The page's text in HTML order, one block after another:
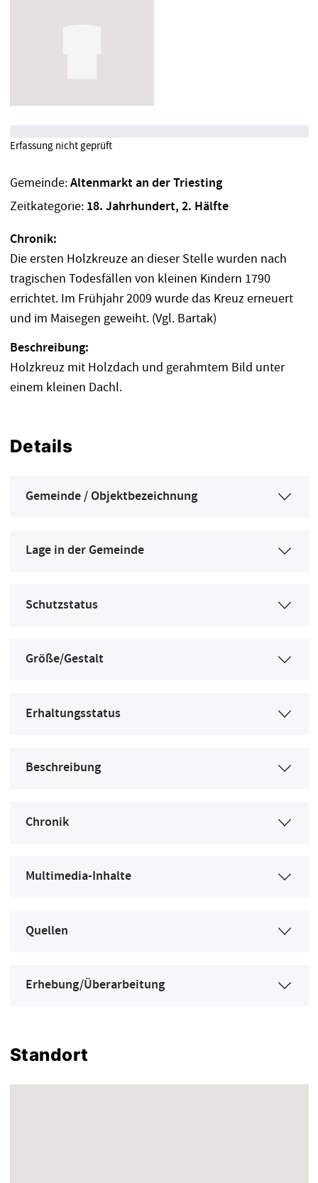
Gemeinde:Altenmarkt an der Triesting
Zeitkategorie: 18. Jahrhundert, 2. Hälfte
Chronik:
Die ersten Holzkreuze an dieser Stelle wurden nach
tragischen Todesfällen von kleinen Kindern 1790
errichtet. Im Frühjahr 2009 wurde das Kreuz erneuert
und im Maisegen geweiht. (Vgl. Bartak)
Beschreibung:
Holzkreuz mit Holzdach und gerahmtem Bild unter
einem kleinen Dachl.
Details
Gemeinde / Objektbezeichnung
Lage in der Gemeinde
Schutzstatus
Größe/Gestalt
Erhaltungsstatus
Beschreibung
Chronik
Multimedia-Inhalte
Quellen
Erhebung/Überarbeitung
Standort
Erfassung nicht geprüft